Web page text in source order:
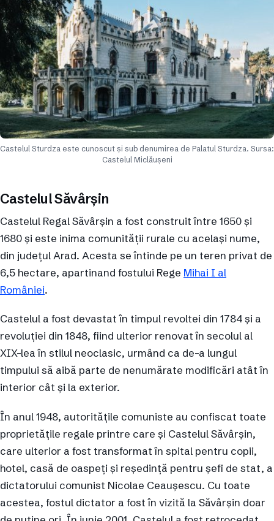
Castelul Sturdza este cunoscut și sub denumirea de Palatul Sturdza. Sursa:
Castelul Miclăușeni
Castelul Săvârșin
Castelul Regal Săvârșin a fost construit între 1650 și
1680 și este inima comunității rurale cu același nume,
din județul Arad. Acesta se întinde pe un teren privat de
6,5 hectare, apartinand fostului Rege Mihai I al
României.
Castelul a fost devastat în timpul revoltei din 1784 și a
revoluției din 1848, fiind ulterior renovat în secolul al
XIX-lea în stilul neoclasic, urmând ca de-a lungul
timpului să aibă parte de nenumărate modificări atât în
interior cât și la exterior.
În anul 1948, autoritățile comuniste au confiscat toate
proprietățile regale printre care și Castelul Săvârșin,
care ulterior a fost transformat în spital pentru copii,
hotel, casă de oaspeți și reședință pentru șefi de stat, a
dictatorului comunist Nicolae Ceaușescu. Cu toate
acestea, fostul dictator a fost în vizită la Săvârșin doar